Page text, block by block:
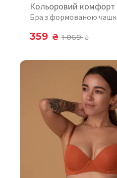
Кольоровий комфорт
Бра з формованою
359 ₴ 1 069₴